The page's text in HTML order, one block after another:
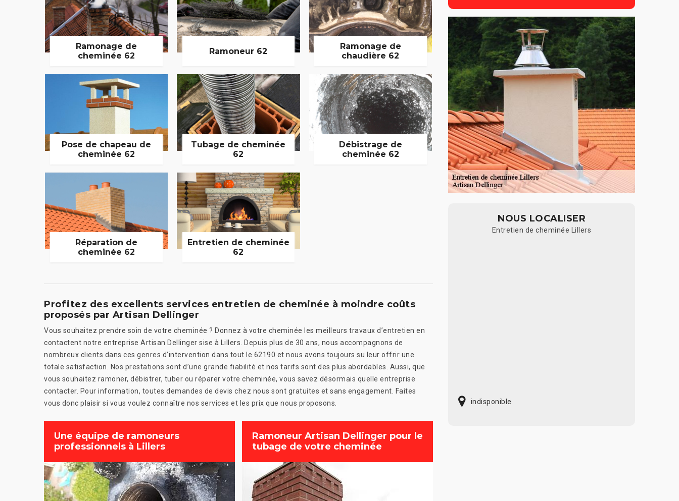
Ramonage de
cheminée 62
Ramoneur 62
Ramonage de
chaudière 62
Pose de chapeau de
cheminée 62
Tubage de cheminée
62
Débistrage de
cheminée 62
Réparation de
cheminée 62
Entretien de cheminée
62
Profitez des excellents services entretien de cheminée à moindre coûts
proposés par Artisan Dellinger
Vous souhaitez prendre soin de votre cheminée ? Donnez à votre cheminée les meilleurs travaux d’entretien en
contactent notre entreprise Artisan Dellinger sise à Lillers. Depuis plus de 30 ans, nous accompagnons de
nombreux clients dans ces genres d’intervention dans tout le 62190 et nous avons toujours su leur offrir une
totale satisfaction. Nos prestations sont d’une grande fiabilité et nos tarifs sont des plus abordables. Aussi, que
vous souhaitez ramoner, débistrer, tuber ou réparer votre cheminée, vous savez désormais quelle entreprise
contacter. Pour information, toutes demandes de devis chez nous sont gratuites et sans engagement. Faites
vous donc plaisir si vous voulez connaître nos services et les prix que nous proposons.
Une équipe de ramoneurs
professionnels à Lillers
Ramoneur Artisan Dellinger pour le
tubage de votre cheminée
NOUS LOCALISER
Entretien de cheminée Lillers
indisponible